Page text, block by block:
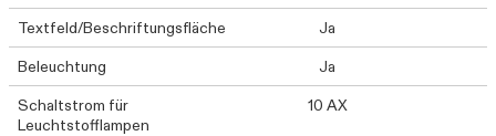
Textfeld/Beschriftungsfläche
Ja
Beleuchtung
Ja
Schaltstrom für
Leuchtstofflampen
10 AX